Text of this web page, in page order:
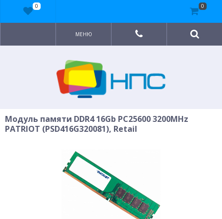
МЕНЮ
Модуль памяти DDR4 16Gb PC25600 3200MHz
PATRIOT (PSD416G320081), Retail
0 0